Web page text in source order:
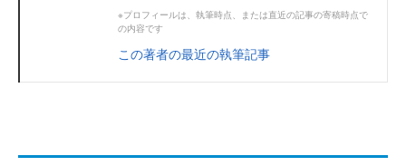
※プロフィールは、執筆時点、または直近の記事の寄稿時点で
の内容です
この著者の最近の執筆記事